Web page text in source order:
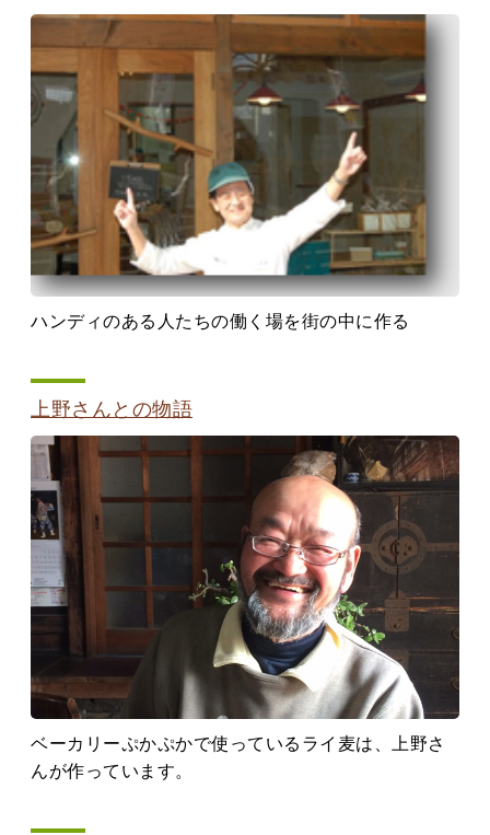
ハンディのある人たちの働く場を街の中に作る
上野さんとの物語
ベーカリーぷかぷかで使っているライ麦は、上野さ
んが作っています。